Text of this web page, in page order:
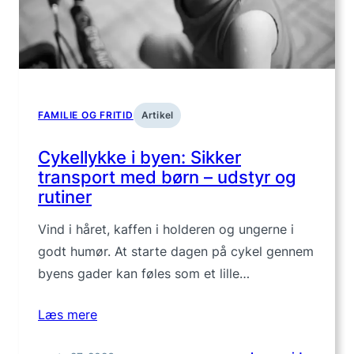
FAMILIE OG FRITID Artikel
Cykellykke i byen: Sikker
transport med børn – udstyr og
rutiner
Vind i håret, kaffen i holderen og ungerne i
godt humør. At starte dagen på cykel gennem
byens gader kan føles som et lille…
Læs mere